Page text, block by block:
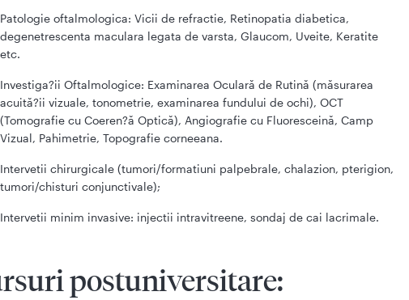
Patologie oftalmologica: Vicii de refractie, Retinopatia diabetica,
degenetrescenta maculara legata de varsta, Glaucom, Uveite, Keratite
etc.
Investiga?ii Oftalmologice: Examinarea Oculară de Rutină (măsurarea
acuită?ii vizuale, tonometrie, examinarea fundului de ochi), OCT
(Tomografie cu Coeren?ă Optică), Angiografie cu Fluoresceină, Camp
Vizual, Pahimetrie, Topografie corneeana.
Intervetii chirurgicale (tumori/formatiuni palpebrale, chalazion, pterigion,
tumori/chisturi conjunctivale);
Intervetii minim invasive: injectii intravitreene, sondaj de cai lacrimale.
postuniversitare: